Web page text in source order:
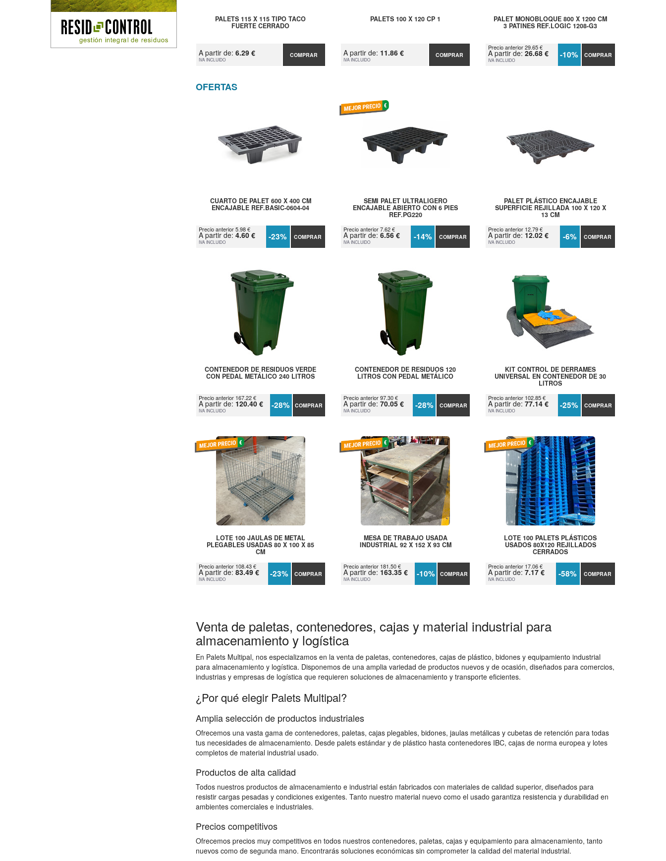
PALETS 115 X 115 TIPO TACO
FUERTE CERRADO
A partir de: 6.29 €
IVA INCLUIDO
COMPRAR
PALETS 100 X 120 CP 1
A partir de: 11.86 €
IVA INCLUIDO
COMPRAR
PALET MONOBLOQUE 800 X 1200 CM
3 PATINES REF.LOGIC 1208-G3
Precio anterior 29.65 €
A partir de:26.68 €
IVA INCLUIDO -10% COMPRAR
OFERTAS
CUARTO DE PALET 600 X 400 CM
ENCAJABLE REF.BASIC-0604-04
Precio anterior 5.98 €
A partir de: 4.60 €
IVA INCLUIDO -23% COMPRAR
SEMI PALET ULTRALIGERO
ENCAJABLE ABIERTO CON 6 PIES
REF.PG220
Precio anterior 7.62 €
A partir de: 6.56 €
IVA INCLUIDO -14% COMPRAR
PALET PLÁSTICO ENCAJABLE
SUPERFICIE REJILLADA 100 X 120 X
13 CM
Precio anterior 12.79 €
A partir de: 12.02 €
IVA INCLUIDO -6% COMPRAR
CONTENEDOR DE RESIDUOS VERDE
CON PEDAL METÁLICO 240 LITROS
Precio anterior 167.22 €
A partir de: 120.40 €
IVA INCLUIDO -28% COMPRAR
CONTENEDOR DE RESIDUOS 120
LITROS CON PEDAL METÁLICO
Precio anterior 97.30 €
A partir de: 70.05 €
IVA INCLUIDO -28% COMPRAR
KIT CONTROL DE DERRAMES
UNIVERSAL EN CONTENEDOR DE 30
LITROS
Precio anterior 102.85 €
A partir de:77.14 €
IVA INCLUIDO -25% COMPRAR
LOTE 100 JAULAS DE METAL
PLEGABLES USADAS 80 X 100 X 85
CM
Precio anterior 108.43 €
A partir de: 83.49 €
IVA INCLUIDO -23% COMPRAR
MESA DE TRABAJO USADA
INDUSTRIAL 92 X 152 X 93 CM
Precio anterior 181.50 €
A partir de: 163.35 €
IVA INCLUIDO -10% COMPRAR
LOTE 100 PALETS PLÁSTICOS
USADOS 80X120 REJILLADOS
CERRADOS
Precio anterior 17.06 €
A partir de:7.17 €
IVA INCLUIDO -58% COMPRAR
Venta de paletas, contenedores, cajas y material industrial para
almacenamiento y logística
En Palets Multipal, nos especializamos en la venta de paletas, contenedores, cajas de plástico, bidones y equipamiento industrial
para almacenamiento y logística. Disponemos de una amplia variedad de productos nuevos y de ocasión, diseñados para comercios,
industrias y empresas de logística que requieren soluciones de almacenamiento y transporte eficientes.
¿Por qué elegir Palets Multipal?
Amplia selección de productos industriales
Ofrecemos una vasta gama de contenedores, paletas, cajas plegables, bidones, jaulas metálicas y cubetas de retención para todas
tus necesidades de almacenamiento. Desde palets estándar y de plástico hasta contenedores IBC, cajas de norma europea y lotes
completos de material industrial usado.
Productos de alta calidad
Todos nuestros productos de almacenamiento e industrial están fabricados con materiales de calidad superior, diseñados para
resistir cargas pesadas y condiciones exigentes. Tanto nuestro material nuevo como el usado garantiza resistencia y durabilidad en
ambientes comerciales e industriales.
Precios competitivos
Ofrecemos precios muy competitivos en todos nuestros contenedores, paletas, cajas y equipamiento para almacenamiento, tanto
nuevos como de segunda mano. Encontrarás soluciones económicas sin comprometer la calidad del material industrial.